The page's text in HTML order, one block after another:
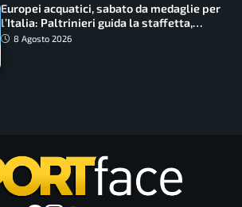
Europei acquatici, sabato da medaglie per
l’Italia: Paltrinieri guida la staffetta,
Barnabà sogna l’oro dalle grandi altezze
8 Agosto 2026